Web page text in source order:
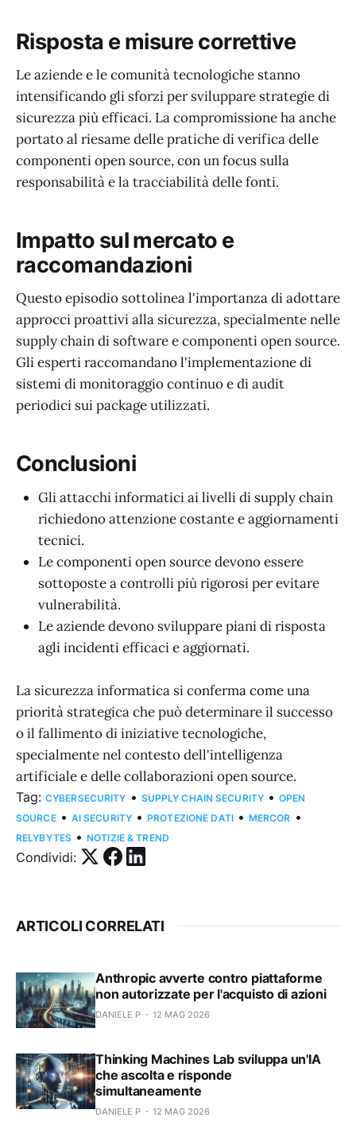
Risposta e misure correttive
Le aziende e le comunità tecnologiche stanno
intensificando gli sforzi per sviluppare strategie di
sicurezza più efficaci. La compromissione ha anche
portato al riesame delle pratiche di verifica delle
componenti open source, con un focus sulla
responsabilità e la tracciabilità delle fonti.
Impatto sul mercato e
raccomandazioni
Questo episodio sottolinea l'importanza di adottare
approcci proattivi alla sicurezza, specialmente nelle
supply chain di software e componenti open source.
Gli esperti raccomandano l'implementazione di
sistemi di monitoraggio continuo e di audit
periodici sui package utilizzati.
Conclusioni
Gli attacchi informatici ai livelli di supply chain
richiedono attenzione costante e aggiornamenti
tecnici.
Le componenti open source devono essere
sottoposte a controlli più rigorosi per evitare
vulnerabilità.
Le aziende devono sviluppare piani di risposta
agli incidenti efficaci e aggiornati.
La sicurezza informatica si conferma come una
priorità strategica che può determinare il successo
o il fallimento di iniziative tecnologiche,
specialmente nel contesto dell'intelligenza
artificiale e delle collaborazioni open source.
Tag: CYBERSECURITY • SUPPLY CHAIN SECURITY • OPEN
SOURCE • AI SECURITY • PROTEZIONE DATI • MERCOR •
RELYBYTES • NOTIZIE & TREND
Condividi:
ARTICOLI CORRELATI
Anthropic avverte contro piattaforme
non autorizzate per l'acquisto di azioni
DANIELE P 12 MAG 2026
Thinking Machines Lab sviluppa un'IA
che ascolta e risponde
simultaneamente
DANIELE P 12 MAG 2026